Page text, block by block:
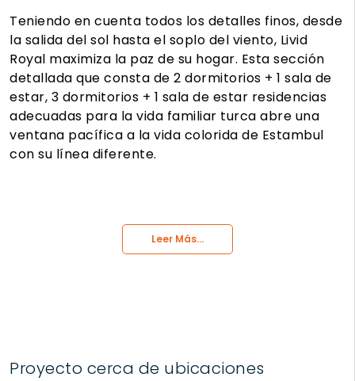
Teniendo en cuenta todos los detalles finos, desde
la salida del sol hasta el soplo del viento, Livid
Royal maximiza la paz de su hogar. Esta sección
detallada que consta de 2 dormitorios + 1 sala de
estar, 3 dormitorios + 1 sala de estar residencias
adecuadas para la vida familiar turca abre una
ventana pacífica a la vida colorida de Estambul
con su línea diferente.
Leer Más...
Proyecto cerca de ubicaciones